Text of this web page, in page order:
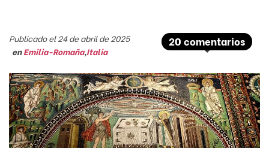
20 comentarios
Publicado el 24 de abril de 2025
enEmilia-Romaña,Italia